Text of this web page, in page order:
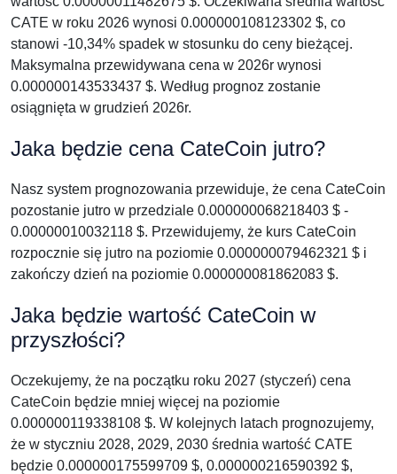
CATE w roku 2026 wynosi 0.000000108123302 $, co
stanowi -10,34% spadek w stosunku do ceny bieżącej.
Maksymalna przewidywana cena w 2026r wynosi
0.000000143533437 $. Według prognoz zostanie
osiągnięta w grudzień 2026r.
Jaka będzie cena CateCoin jutro?
Nasz system prognozowania przewiduje, że cena CateCoin
pozostanie jutro w przedziale 0.000000068218403 $ -
0.00000010032118 $. Przewidujemy, że kurs CateCoin
rozpocznie się jutro na poziomie 0.000000079462321 $ i
zakończy dzień na poziomie 0.000000081862083 $.
Jaka będzie wartość CateCoin w
przyszłości?
Oczekujemy, że na początku roku 2027 (styczeń) cena
CateCoin będzie mniej więcej na poziomie
0.000000119338108 $. W kolejnych latach prognozujemy,
że w styczniu 2028, 2029, 2030 średnia wartość CATE
będzie 0.000000175599709 $, 0.000000216590392 $,